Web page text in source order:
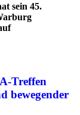
sein 45.
Treffen
bewegender